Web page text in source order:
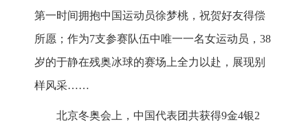
第一时间拥抱中国运动员徐梦桃，祝贺好友得偿
所愿；作为7支参赛队伍中唯一一名女运动员，38
岁的于静在残奥冰球的赛场上全力以赴，展现别
样风采……
北京冬奥会上，中国代表团共获得9金4银2